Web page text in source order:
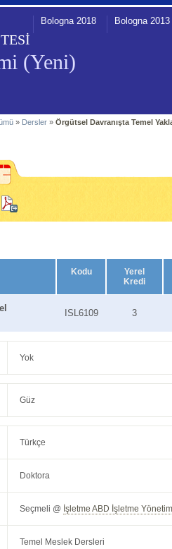
(Yeni)
Bologna 2018 Bologna 2013
» Dersler »Örgütsel Davranışta Temel
Kodu
Yerel
Kredi
ISL6109 3
Yok
Güz
Türkçe
Doktora
Seçmeli @ İşletme ABD İşletme
Temel Meslek Dersleri